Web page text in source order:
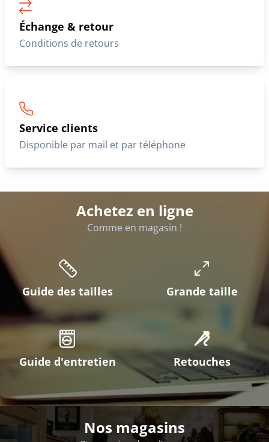
Échange & retour
Conditions de retours
Service clients
Disponible par mail et par téléphone
Achetez en ligne
Comme en magasin !
Guide des tailles Grande taille
Guide d'entretien Retouches
Nos magasins